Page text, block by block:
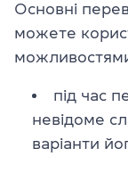
Основні
можете
під час
невідоме
варіанти